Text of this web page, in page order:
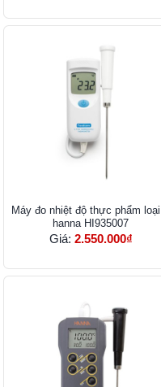
Máy đo nhiệt độ thực phẩm
hanna HI935007
Giá: 2.550.000₫